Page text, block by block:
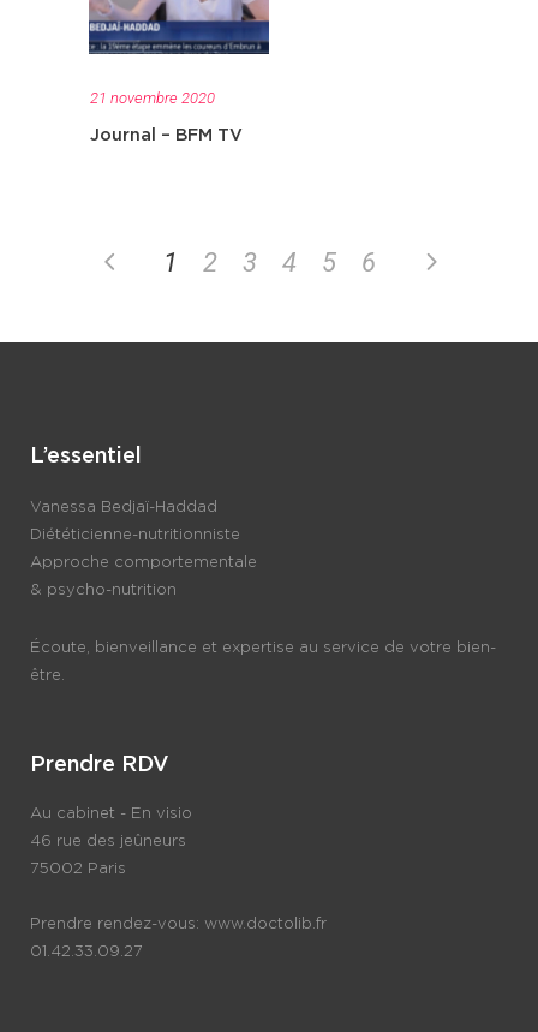
21 novembre 2020
Journal – BFM TV
1 2 3 4 5 6
L’essentiel
Vanessa Bedjaï-Haddad
Diététicienne-nutritionniste
Approche comportementale
& psycho-nutrition
Écoute, bienveillance et expertise au service de votre bien-
être.
Prendre RDV
Au cabinet - En visio
46 rue des jeûneurs
75002 Paris
Prendre rendez-vous: www.doctolib.fr
01.42.33.09.27